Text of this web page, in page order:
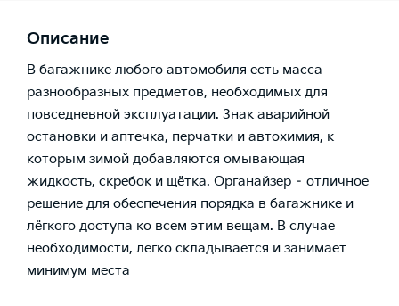
Описание
В багажнике любого автомобиля есть масса
разнообразных предметов, необходимых для
повседневной эксплуатации. Знак аварийной
остановки и аптечка, перчатки и автохимия, к
которым зимой добавляются омывающая
жидкость, скребок и щётка. Органайзер – отличное
решение для обеспечения порядка в багажнике и
лёгкого доступа ко всем этим вещам. В случае
необходимости, легко складывается и занимает
минимум места